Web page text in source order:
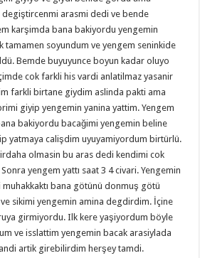
arasmi dedi ve bende
karşimda bana bakiyordu yengemin
tamamen soyundum ve yengem seninkide
Bemde buyuyunce boyun kadar oluyo
cok farkli his vardi anlatilmaz yasanir
farkli birtane giydim aslinda pakti ama
giyip yengemin yanina yattim. Yengem
bakiyordu bacağimi yengemin beline
yatmaya calişdim uyuyamiyordum birtürlü.
olmasin bu aras dedi kendimi cok
yengem yattı saat 3 4 civari. Yengemin
bana götünü donmuş götü
sikimi yengemin amina degdirdim. İçine
girmiyordu. Ilk kere yaşiyordum böyle
ve isslattim yengemin bacak arasiylada
artik girebilirdim herşey tamdi.